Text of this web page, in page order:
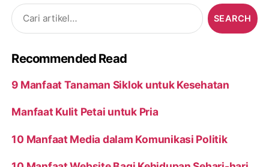
Search
for:
Recommended Read
9 Manfaat Tanaman Siklok untuk Kesehatan
Manfaat Kulit Petai untuk Pria
10 Manfaat Media dalam Komunikasi Politik